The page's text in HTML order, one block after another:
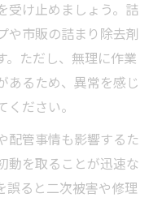
重要な比較基準
ターの役割と活用
見積無料サービス
や対応スピードを
受け止めましょう。詰
や市販の詰まり除去剤
。ただし、無理に作業
あるため、異常を感じ
ださい。
配管事情も影響するた
動を取ることが迅速な
誤ると二次被害や修理